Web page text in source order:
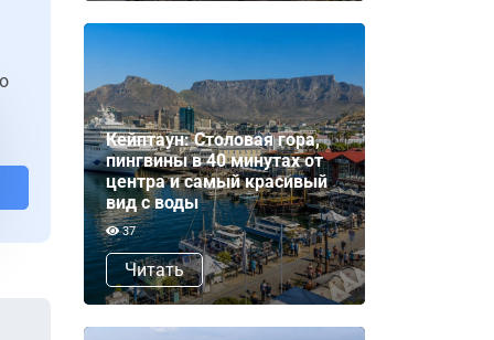
Кейптаун: Столовая гора,
пингвины в 40 минутах от
центра и самый красивый
вид с воды
37
Читать